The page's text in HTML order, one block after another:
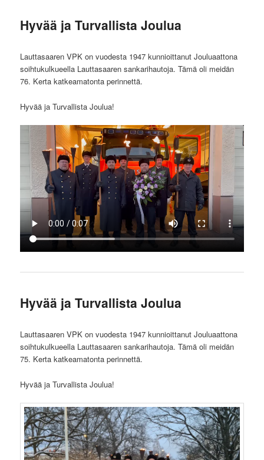
Hyvää ja Turvallista Joulua
Lauttasaaren VPK on vuodesta 1947 kunnioittanut Jouluaattona
soihtukulkueella Lauttasaaren sankarihautoja. Tämä oli meidän
76. Kerta katkeamatonta perinnettä.
Hyvää ja Turvallista Joulua!
Hyvää ja Turvallista Joulua
Lauttasaaren VPK on vuodesta 1947 kunnioittanut Jouluaattona
soihtukulkueella Lauttasaaren sankarihautoja. Tämä oli meidän
75. Kerta katkeamatonta perinnettä.
Hyvää ja Turvallista Joulua!